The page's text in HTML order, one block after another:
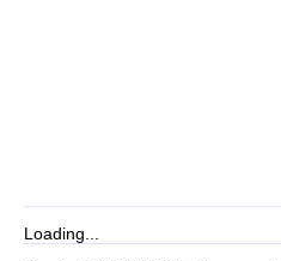
Loading...